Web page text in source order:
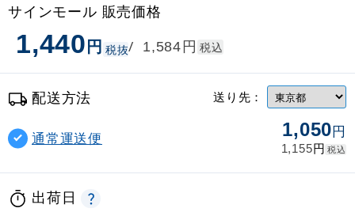
サインモール 販売価格
1,440円 税抜/ 1,584円 税込
配送方法 送り先：
通常運送便 1,050円
1,155円 税込
出荷日